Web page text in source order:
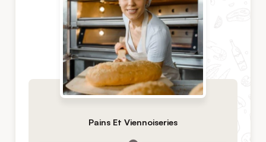
Pains Et Viennoiseries